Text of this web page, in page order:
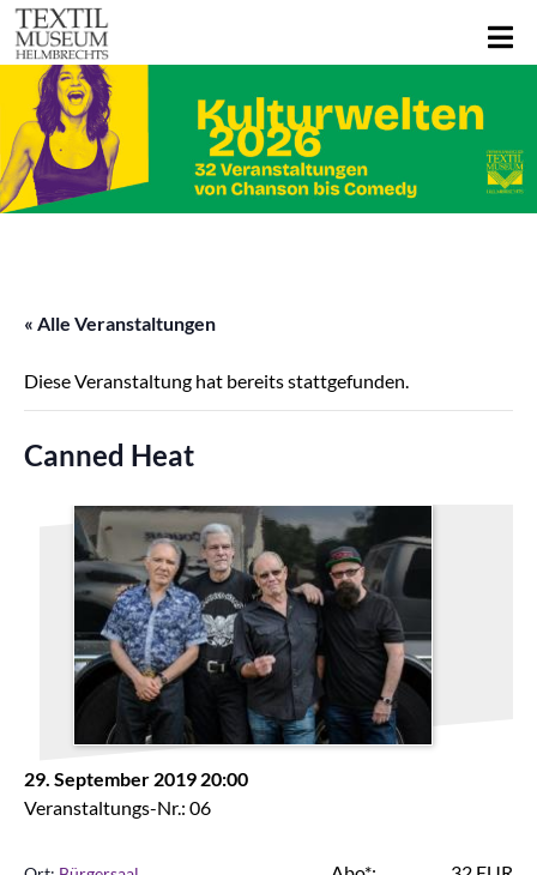
« Alle Veranstaltungen
Diese Veranstaltung hat bereits stattgefunden.
Canned Heat
29. September 2019 20:00
Veranstaltungs-Nr.: 06